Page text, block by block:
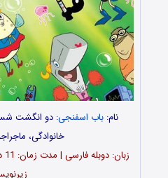
نام: باب اسفنجی: دو انگشت
خانوادگی،